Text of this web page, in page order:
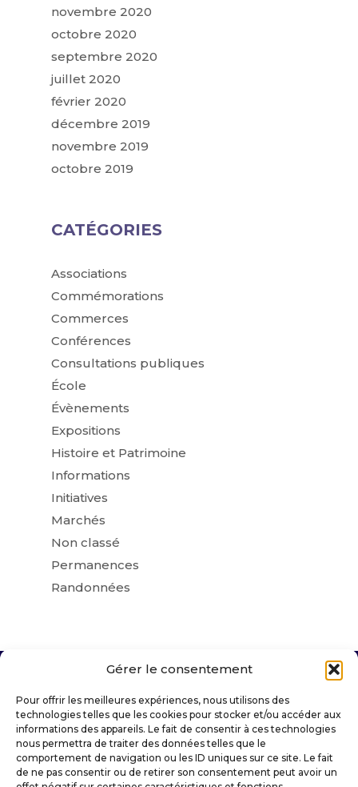
Gérer le consentement
Pour offrir les meilleures expériences, nous utilisons des
technologies telles que les cookies pour stocker et/ou accéder aux
informations des appareils. Le fait de consentir à ces technologies
nous permettra de traiter des données telles que le
comportement de navigation ou les ID uniques sur ce site. Le fait
de ne pas consentir ou de retirer son consentement peut avoir un
novembre 2020
octobre 2020
septembre 2020
juillet 2020
février 2020
décembre 2019
novembre 2019
octobre 2019
CATÉGORIES
Associations
Commémorations
Commerces
Conférences
Consultations publiques
École
Évènements
Expositions
Histoire et Patrimoine
Informations
Initiatives
Marchés
Non classé
Permanences
Randonnées
Place Docteur Darteyre
63450 SAINT-AMANT-TALLENDE